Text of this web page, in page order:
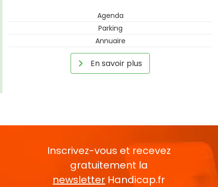
Agenda
Parking
Annuaire
En savoir plus
Inscrivez-vous et recevez
gratuitement la
newsletter Handicap.fr